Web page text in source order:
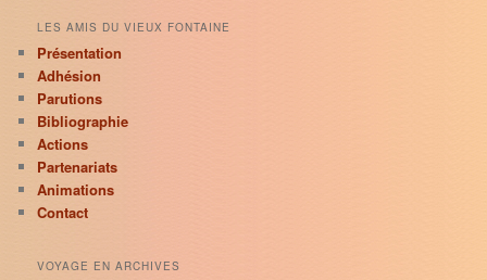
LES AMIS DU VIEUX FONTAINE
Présentation
Adhésion
Parutions
Bibliographie
Actions
Partenariats
Animations
Contact
VOYAGE EN ARCHIVES